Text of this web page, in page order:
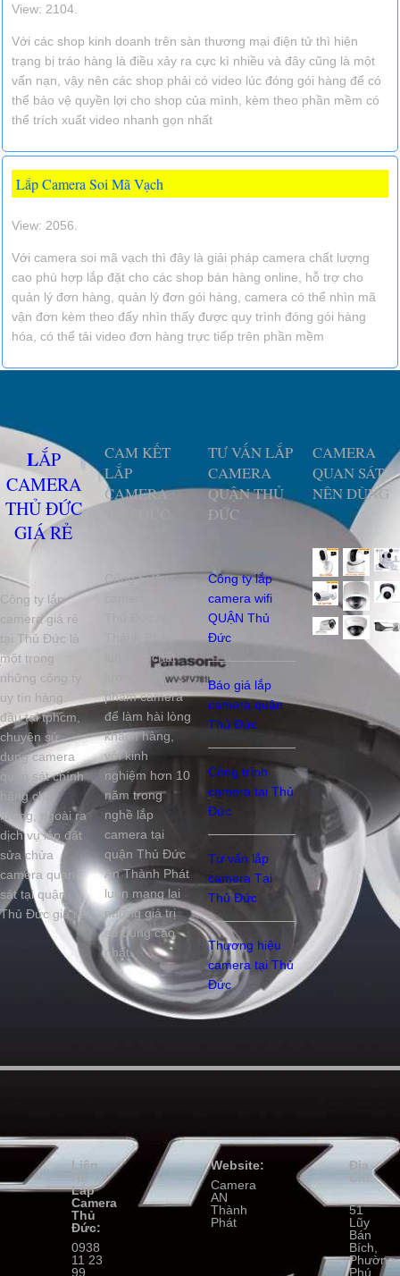
View: 2104.
Với các shop kinh doanh trên sàn thương mại điện tử thì hiện
trạng bị tráo hàng là điều xảy ra cực kì nhiều và đây cũng là một
vấn nạn, vậy nên các shop phải có video lúc đóng gói hàng để có
thể bảo vệ quyền lợi cho shop của mình, kèm theo phần mềm có
thể trích xuất video nhanh gọn nhất
Lắp Camera Soi Mã Vạch
View: 2056.
Với camera soi mã vạch thì đây là giải pháp camera chất lượng
cao phù hợp lắp đặt cho các shop bán hàng online, hỗ trợ cho
quản lý đơn hàng, quản lý đơn gói hàng, camera có thể nhìn mã
vận đơn kèm theo đấy nhìn thấy được quy trình đóng gói hàng
hóa, có thể tải video đơn hàng trực tiếp trên phần mềm
LẮP
CAMERA
THỦ ĐỨC
GIÁ RẺ
Công ty lắp
camera giá rẻ
tại Thủ Đức là
một trong
những công ty
uy tín hàng
đầu tại tphcm,
chuyên sử
dụng camera
quan sát chính
hãng chất
lượng, ngoài ra
dịch vụ lắp đặt
sửa chửa
camera quan
sát tại quận
Thủ Đức giá rẻ
CAM KẾT
LẮP
CAMERA
Công ty lắp
luôn lấy chất
phẩm camera
để làm hài lòng
khách hàng,
với kinh
nghiệm hơn 10
năm trong
nghề lắp
camera tại
quận Thủ Đức
An Thành Phát
luôn mang lại
những giá trị
sử dụng cao
nhất.
TƯ VẤN LẮP
CAMERA
QUẬN THỦ
ĐỨC
Công ty lắp
camera wifi
QUẬN Thủ
Đức
Báo giá lắp
camera quận
Thủ Đức
Công trình
camera tại Thủ
Đức
Tư vấn lắp
camera Tại
Thủ Đức
Thương hiệu
camera tại Thủ
Đức
CAMERA
QUAN SÁT
NÊN DÙNG
Liên
Hệ
Lắp
Camera
Thủ
Đức:
0938
11 23
99
Website:
Camera
AN
Thành
Phát
Địa
Chỉ:
51
Lũy
Bán
Bích,
Phường
Phú